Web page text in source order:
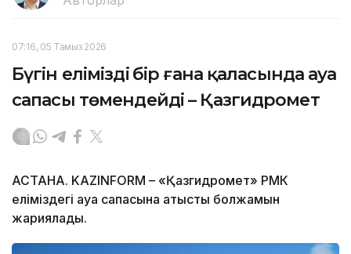
07:16, 05 Тамыз 2026
Бүгін еліміздің бір ғана қаласында ауа
сапасы төмендейді – Қазгидромет
АСТАНА. KAZINFORM – «Қазгидромет» РМК
еліміздегі ауа сапасына қатысты болжамын
жариялады.